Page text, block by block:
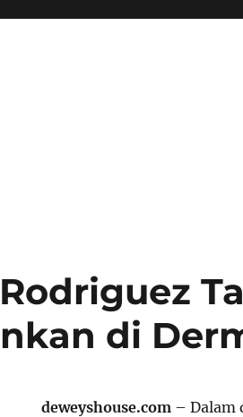
di
deweyshouse.com – Dalam